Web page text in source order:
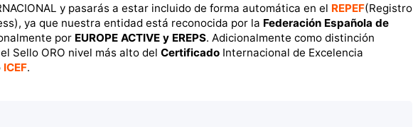
y pasarás a estar incluido de forma automática en el REPEF(Registro
ya que nuestra entidad está reconocida por la Federación Española de
por EUROPE ACTIVE y EREPS. Adicionalmente como distinción
Sello ORO nivel más alto del Certificado Internacional de Excelencia
ICEF.